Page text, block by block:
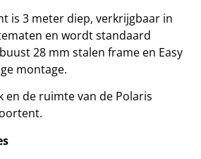
is 3 meter diep, verkrijgbaar in
en wordt standaard
28 mm stalen frame en Easy
montage.
en de ruimte van de Polaris